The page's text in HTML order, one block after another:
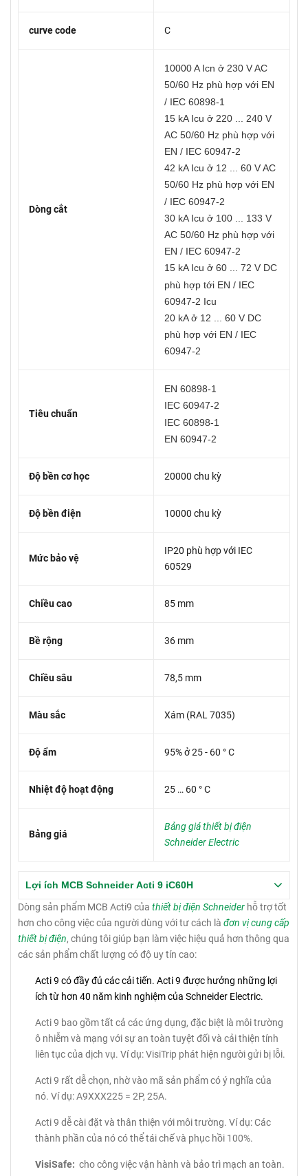
curve code C
Dòng cắt
10000 A Icn ở 230 V AC
50/60 Hz phù hợp với EN
/ IEC 60898-1
15 kA Icu ở 220 ... 240 V
AC 50/60 Hz phù hợp với
EN / IEC 60947-2
42 kA Icu ở 12 ... 60 V AC
50/60 Hz phù hợp với EN
/ IEC 60947-2
30 kA Icu ở 100 ... 133 V
AC 50/60 Hz phù hợp với
EN / IEC 60947-2
15 kA Icu ở 60 ... 72 V DC
phù hợp tới EN / IEC
60947-2 Icu
20 kA ở 12 ... 60 V DC
phù hợp với EN / IEC
60947-2
Tiêu chuẩn
EN 60898-1
IEC 60947-2
IEC 60898-1
EN 60947-2
Độ bền cơ học 20000 chu kỳ
Độ bền điện 10000 chu kỳ
Mức bảo vệ
IP20 phù hợp với IEC
60529
Chiều cao 85 mm
Bề rộng 36 mm
Chiều sâu 78,5 mm
Màu sắc Xám (RAL 7035)
Độ ẩm 95% ở 25 - 60 ° C
Nhiệt độ hoạt động 25 … 60 ° C
Bảng giá
Bảng giá thiết bị điện
Schneider Electric
Lợi ích MCB Schneider Acti 9 iC60H
Dòng sản phẩm MCB Acti9 của thiết bị điện Schneider hỗ trợ tốt
hơn cho công việc của người dùng với tư cách là đơn vị cung cấp
thiết bị điện, chúng tôi giúp bạn làm việc hiệu quả hơn thông qua
các sản phẩm chất lượng có độ uy tín cao:
Acti 9 có đầy đủ các cải tiến. Acti 9 được hưởng những lợi
ích từ hơn 40 năm kinh nghiệm của Schneider Electric.
Acti 9 bao gồm tất cả các ứng dụng, đặc biệt là môi trường
ô nhiễm và mạng với sự an toàn tuyệt đối và cải thiện tính
liên tục của dịch vụ. Ví dụ: VisiTrip phát hiện người gửi bị lỗi.
Acti 9 rất dễ chọn, nhờ vào mã sản phẩm có ý nghĩa của
nó. Ví dụ: A9XXX225 = 2P, 25A.
Acti 9 dễ cài đặt và thân thiện với môi trường. Ví dụ: Các
thành phần của nó có thể tái chế và phục hồi 100%.
VisiSafe: cho công việc vận hành và bảo trì mạch an toàn.